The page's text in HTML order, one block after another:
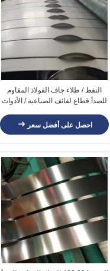
النفط / طلاء جاف الفولاذ المقاوم
للصدأ قطاع لفائف الصناعية / الأدوات
احصل على أفضل سعر